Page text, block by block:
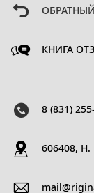
КНИГА
8 (831)
606408, Н.